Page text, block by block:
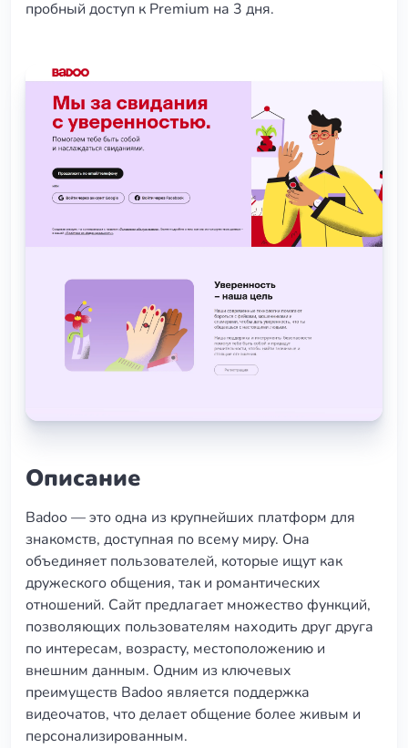
пробный доступ к Premium на 3 дня.
Описание
Badoo — это одна из крупнейших платформ для
знакомств, доступная по всему миру. Она
объединяет пользователей, которые ищут как
дружеского общения, так и романтических
отношений. Сайт предлагает множество функций,
позволяющих пользователям находить друг друга
по интересам, возрасту, местоположению и
внешним данным. Одним из ключевых
преимуществ Badoo является поддержка
видеочатов, что делает общение более живым и
персонализированным.